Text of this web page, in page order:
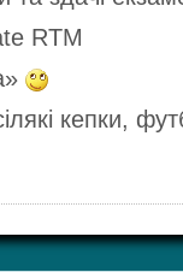
RTM
кепки,